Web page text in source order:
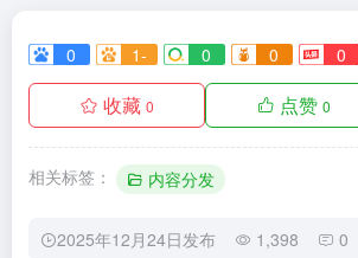
0 1- 0 0 0
收藏 0 点赞 0
相关标签： 内容分发
2025年12月24日发布 1,398 0